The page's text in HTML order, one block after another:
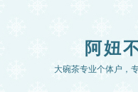
阿妞
大碗茶专业个体户，